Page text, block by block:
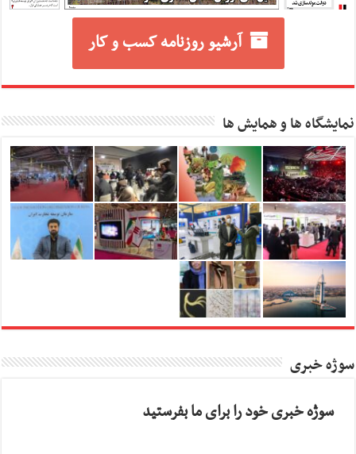
آرشیو روزنامه کسب و کار
نمایشگاه ها و همایش ها
سوژه خبری
سوژه خبری خود را برای ما بفرستید